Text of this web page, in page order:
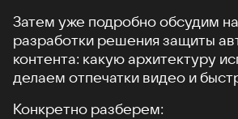
Затем уже подробно обсудим
разработки решения защиты
контента: какую архитектуру
делаем отпечатки видео и
Конкретно разберем: